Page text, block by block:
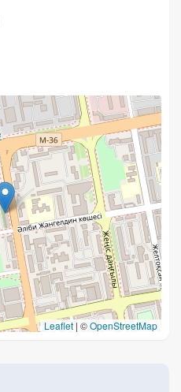
Leaflet | ©OpenStreetMap